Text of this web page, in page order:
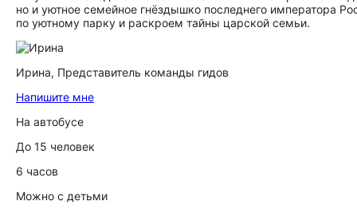
но и уютное семейное гнёздышко последнего императора
по уютному парку и раскроем тайны царской семьи.
Ирина, Представитель команды гидов
Напишите мне
На автобусе
До 15 человек
6 часов
Можно с детьми